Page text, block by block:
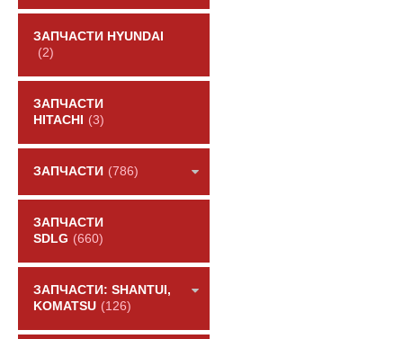
ЗАПЧАСТИ HYUNDAI
(2)
ЗАПЧАСТИ
HITACHI
(3)
ЗАПЧАСТИ (786)
ЗАПЧАСТИ
SDLG (660)
ЗАПЧАСТИ: SHANTUI,
KOMATSU (126)